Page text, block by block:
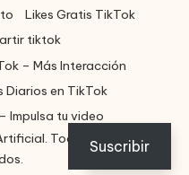
Likes Gratis TikTok
tiktok
– Más Interacción
Diarios en TikTok
Impulsa tu video
Todos los derechos
Suscribir
ES